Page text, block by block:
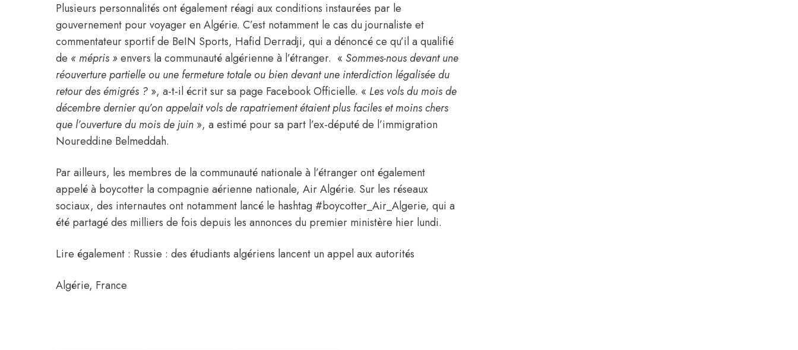
Plusieurs personnalités ont également réagi aux conditions instaurées par le
gouvernement pour voyager en Algérie. C’est notamment le cas du journaliste et
commentateur sportif de BeIN Sports, Hafid Derradji, qui a dénoncé ce qu’il a qualifié
de « mépris »envers la communauté algérienne à l’étranger. « Sommes-nous devant une
réouverture partielle ou une fermeture totale ou bien devant une interdiction légalisée du
retour des émigrés ? », a-t-il écrit sur sa page Facebook Officielle. « Les vols du mois de
décembre dernier qu’on appelait vols de rapatriement étaient plus faciles et moins chers
que l’ouverture du mois de juin », a estimé pour sa part l’ex-député de l’immigration
Noureddine Belmeddah.
Par ailleurs, les membres de la communauté nationale à l’étranger ont également
appelé à boycotter la compagnie aérienne nationale, Air Algérie. Sur les réseaux
sociaux, des internautes ont notamment lancé le hashtag #boycotter_Air_Algerie, qui a
été partagé des milliers de fois depuis les annonces du premier ministère hier lundi.
Lire également : Russie : des étudiants algériens lancent un appel aux autorités
Algérie, France